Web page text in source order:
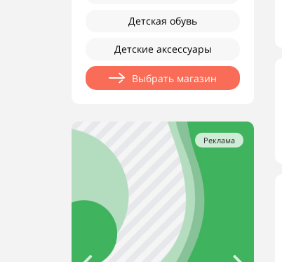
Детская обувь
Детские аксессуары
Выбрать магазин
Реклама